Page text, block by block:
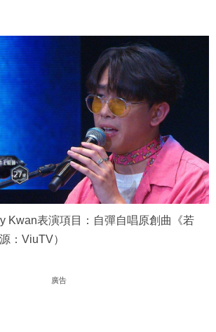
Kwan表演項目：自彈自唱原創曲《若
：ViuTV）
廣告